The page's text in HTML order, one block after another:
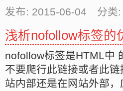
发布: 2015-06-04 分类
浅析nofollow标签的
nofollow标签是HTML中
不要爬行此链接或者此
站内部还是在网站外部